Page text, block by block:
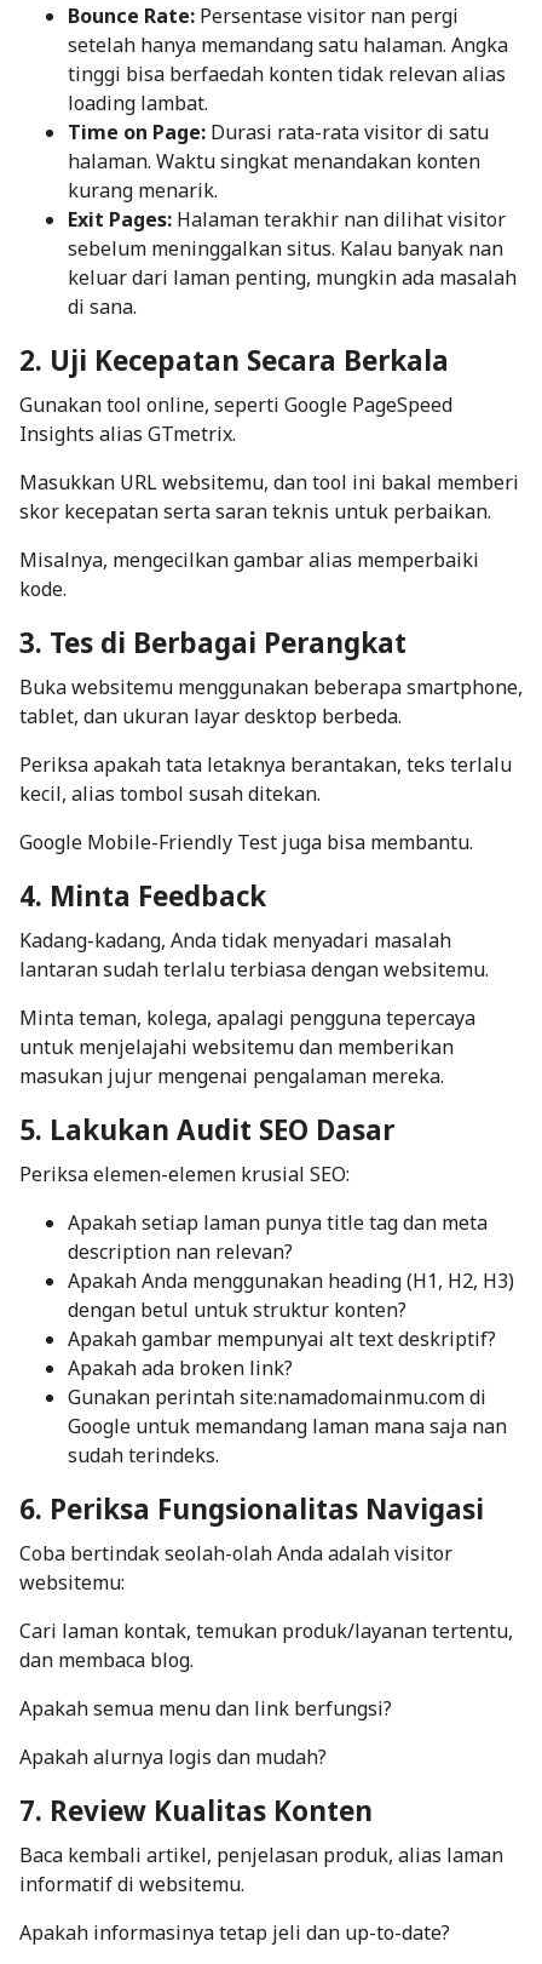
Bounce Rate: Persentase visitor nan pergi
setelah hanya memandang satu halaman. Angka
tinggi bisa berfaedah konten tidak relevan alias
loading lambat.
Time on Page: Durasi rata-rata visitor di satu
halaman. Waktu singkat menandakan konten
kurang menarik.
Exit Pages: Halaman terakhir nan dilihat visitor
sebelum meninggalkan situs. Kalau banyak nan
keluar dari laman penting, mungkin ada masalah
di sana.
2. Uji Kecepatan Secara Berkala
Gunakantool online, seperti Google PageSpeed
Insights alias GTmetrix.
Masukkan URL websitemu, dantool ini bakal memberi
skor kecepatan serta saran teknis untuk perbaikan.
Misalnya, mengecilkan gambar alias memperbaiki
kode.
3. Tes di Berbagai Perangkat
Buka websitemu menggunakan beberapasmartphone,
tablet, dan ukuran layar desktop berbeda.
Periksa apakah tata letaknya berantakan, teks terlalu
kecil, alias tombol susah ditekan.
Google Mobile-Friendly Test juga bisa membantu.
4. Minta Feedback
Kadang-kadang, Anda tidak menyadari masalah
lantaran sudah terlalu terbiasa dengan websitemu.
Minta teman, kolega, apalagi pengguna tepercaya
untuk menjelajahi websitemu dan memberikan
masukan jujur mengenai pengalaman mereka.
5. Lakukan Audit SEO Dasar
Periksa elemen-elemen krusial SEO:
Apakah setiap laman punyatitle tagdan meta
description nan relevan?
Apakah Anda menggunakan heading(H1, H2, H3)
dengan betul untuk struktur konten?
Apakah gambar mempunyai alt textdeskriptif?
Apakah ada broken link?
Gunakan perintah site:namadomainmu.com di
Google untuk memandang laman mana saja nan
sudah terindeks.
6. Periksa Fungsionalitas Navigasi
Coba bertindak seolah-olah Anda adalah visitor
websitemu:
Cari laman kontak, temukan produk/layanan tertentu,
dan membaca blog.
Apakah semua menu dan link berfungsi?
Apakah alurnya logis dan mudah?
7. Review Kualitas Konten
Baca kembali artikel, penjelasan produk, alias laman
informatif di websitemu.
Apakah informasinya tetap jeli dan up-to-date?